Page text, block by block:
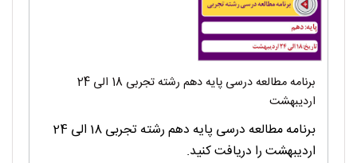
برنامه مطالعه درسی پایه دهم رشته تجربی 18 الی 24
اردیبهشت
برنامه مطالعه درسی پایه دهم رشته تجربی 18 الی 24
اردیبهشت را دریافت کنید.